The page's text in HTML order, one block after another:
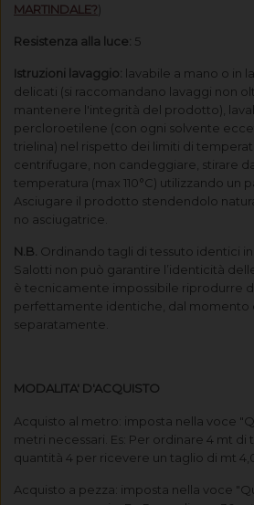
MARTINDALE?)
Resistenza alla luce: 5
Istruzioni lavaggio: lavabile a mano o in
delicati (si raccomandano lavaggi non
mantenere l'integrità del prodotto),
percloroetilene (con ogni solvente
trielina) nel rispetto dei limiti di
centrifugare, non candeggiare, stirare
temperatura (max 110°C) utilizzando un
Asciugare il prodotto stendendolo
no asciugatrice.
N.B. Ordinando tagli di tessuto identici
Salotti non può garantire l’identicità
è tecnicamente impossibile riprodurre
perfettamente identiche, dal momento
separatamente.
MODALITA' D'ACQUISTO
Acquisto al metro: imposta nella voce
metri necessari. Es: Per ordinare 4 mt di
quantità 4 per ricevere un taglio di mt
Acquisto a pezza: imposta nella voce